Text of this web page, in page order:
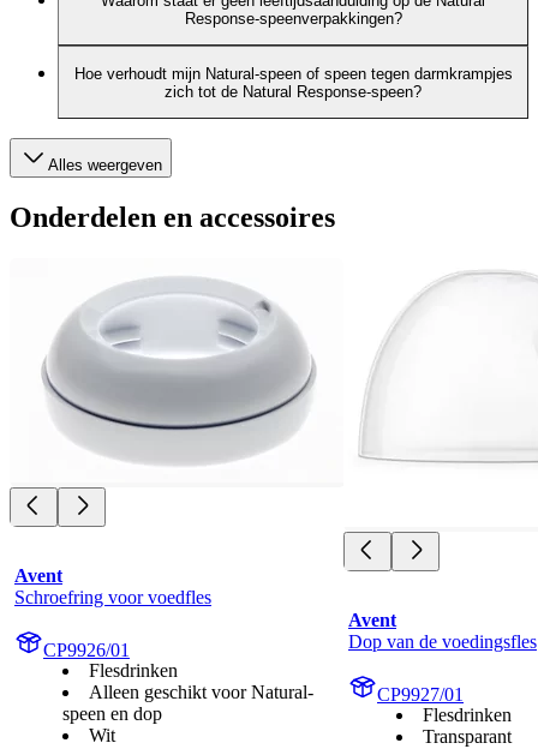
Response-speenverpakkingen?
Hoe verhoudt mijn Natural-speen of speen tegen darmkrampjes
zich tot de Natural Response-speen?
Alles weergeven
Onderdelen en accessoires
Avent
Schroefring voor voedfles
CP9926/01
Flesdrinken
Alleen geschikt voor Natural-
speen en dop
Wit
Avent
Dop van de voedingsfles
CP9927/01
Flesdrinken
Transparant